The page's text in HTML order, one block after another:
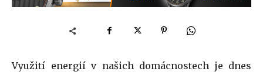
Využití energií v našich domácnostech je dnes